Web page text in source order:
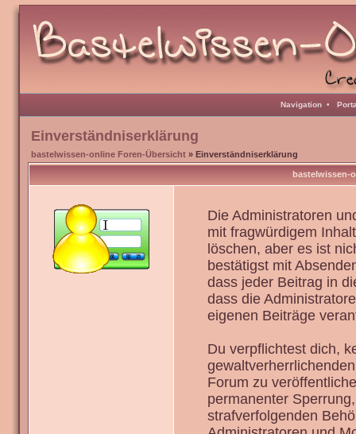
Navigation •
Einverständniserklärung
bastelwissen-online Foren-Übersicht » Einverständniserklärung
bastelwissen-
Die Administratoren
mit fragwürdigem
löschen, aber es ist
bestätigst mit
dass jeder Beitrag in
dass die
eigenen Beiträge
Du verpflichtest dich,
Forum zu
permanenter
strafverfolgenden